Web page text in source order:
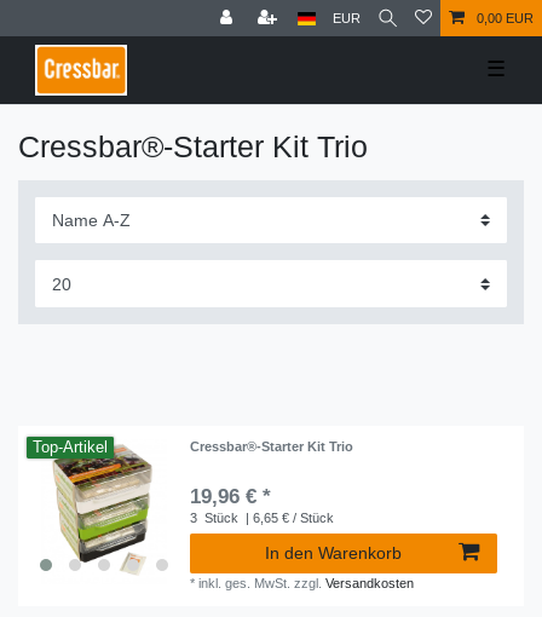
EUR 0,00 EUR
☰
Cressbar®-Starter Kit Trio
Top-Artikel Cressbar®-Starter Kit Trio
19,96 € *
3 Stück | 6,65 € / Stück
In den Warenkorb
*inkl. ges. MwSt. zzgl.Versandkosten